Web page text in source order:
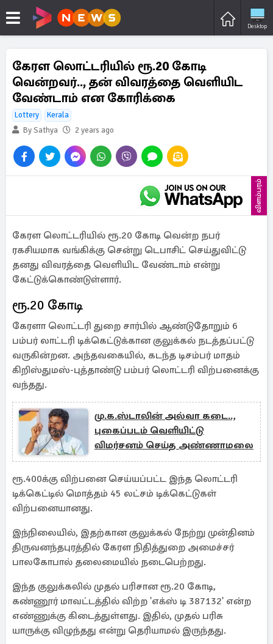
Desktop
கேரள லொட்டரியில் ரூ.20 கோடி
வென்றவர்.., தன் விவரத்தை வெளியிட
வேண்டாம் என கோரிக்கை
Lottery
Kerala
By Sathya
2 years ago
விளம்பரம்
கேரள லொட்டரியில் ரூ.20 கோடி வென்ற நபர்
ரகசியமாக வங்கிக்கு சென்று டெபாசிட் செய்துவிட்டு
தனது விவரத்தை வெளியிட வேண்டாம் என்று
கேட்டுக்கொண்டுள்ளார்.
ரூ.20 கோடி
கேரளா லொட்டரி துறை சார்பில் ஆண்டுதோறும் 6
பம்பர் லாட்டரி டிக்கெட்டுக்கான குலுக்கல் நடத்தப்பட்டு
வருகின்றன. அந்தவகையில், கடந்த டிசம்பர் மாதம்
கிறிஸ்துமஸ்-புத்தாண்டு பம்பர் லொட்டரி விற்பனைக்கு
வந்தது.
மு.க.ஸ்டாலின் அல்வா கடை..,
புகைப்படம் வெளியிட்டு
விமர்சனம் செய்த அண்ணாமலை
ரூ.400க்கு விற்பனை செய்யப்பட்ட இந்த லொட்டரி
டிக்கெட்டில் மொத்தம் 45 லட்சம் டிக்கெட்டுகள்
விற்பனையானது.
இந்நிலையில், இதற்கான குலுக்கல் நேற்று முன்தினம்
திருவனந்தபுரத்தில் கேரள நிதித்துறை அமைச்சர்
பாலகோபால் தலைமையில் நடைபெற்றது.
இந்த குலுக்கலில் முதல் பரிசான ரூ.20 கோடி,
கண்ணூர் மாவட்டத்தில் விற்ற 'எக்ஸ் டி 387132' என்ற
எண்ணுக்கு கிடைத்துள்ளது. இதில், முதல் பரிசு
யாருக்கு விழுந்தது என்று தெரியாமல் இருந்தது.